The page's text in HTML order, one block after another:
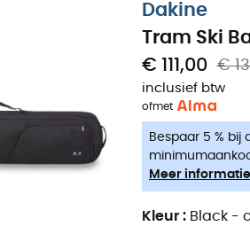
Dakine
Tram Ski
€ 111,00 €
inclusief btw
ofmet
Bespaar 5 %
Meer
Kleur : Black -